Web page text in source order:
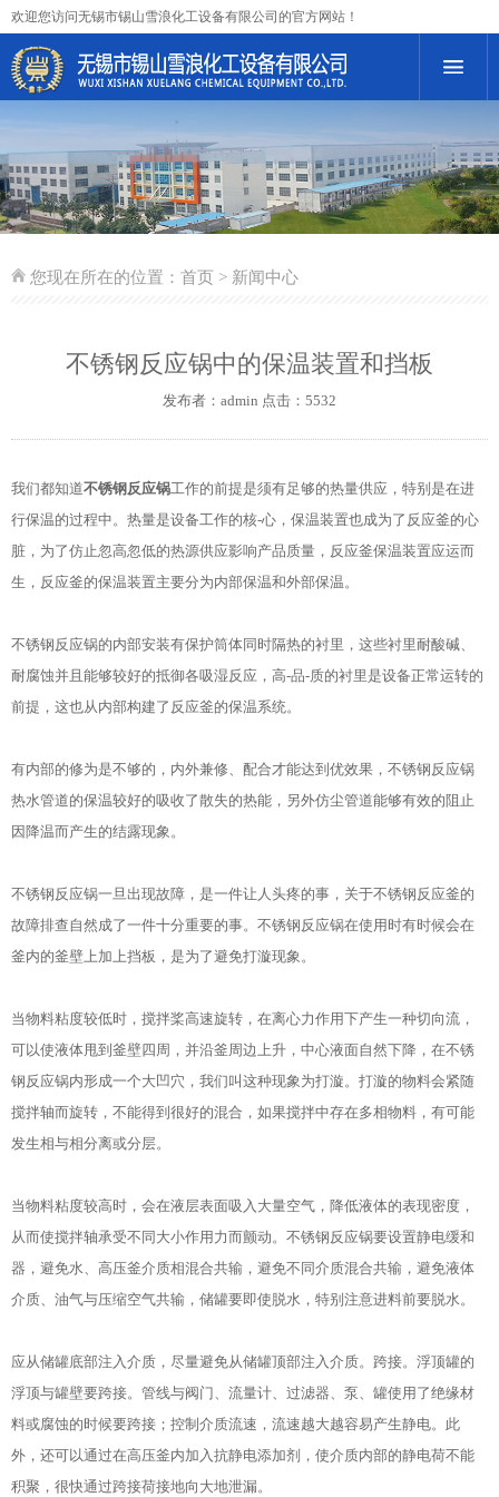
欢迎您访问无锡市锡山雪浪化工设备有限公司的官方网站！
您现在所在的位置： 首页 > 新闻中心
不锈钢反应锅中的保温装置和挡板
发布者：admin 点击：5532
我们都知道不锈钢反应锅工作的前提是须有足够的热量供应，特别是在进
行保温的过程中。热量是设备工作的核-心，保温装置也成为了反应釜的心
脏，为了仿止忽高忽低的热源供应影响产品质量，反应釜保温装置应运而
生，反应釜的保温装置主要分为内部保温和外部保温。
不锈钢反应锅的内部安装有保护筒体同时隔热的衬里，这些衬里耐酸碱、
耐腐蚀并且能够较好的抵御各吸湿反应，高-品-质的衬里是设备正常运转的
前提，这也从内部构建了反应釜的保温系统。
有内部的修为是不够的，内外兼修、配合才能达到优效果，不锈钢反应锅
热水管道的保温较好的吸收了散失的热能，另外仿尘管道能够有效的阻止
因降温而产生的结露现象。
不锈钢反应锅一旦出现故障，是一件让人头疼的事，关于不锈钢反应釜的
故障排查自然成了一件十分重要的事。不锈钢反应锅在使用时有时候会在
釜内的釜壁上加上挡板，是为了避免打漩现象。
当物料粘度较低时，搅拌桨高速旋转，在离心力作用下产生一种切向流，
可以使液体甩到釜壁四周，并沿釜周边上升，中心液面自然下降，在不锈
钢反应锅内形成一个大凹穴，我们叫这种现象为打漩。打漩的物料会紧随
搅拌轴而旋转，不能得到很好的混合，如果搅拌中存在多相物料，有可能
发生相与相分离或分层。
当物料粘度较高时，会在液层表面吸入大量空气，降低液体的表现密度，
从而使搅拌轴承受不同大小作用力而颤动。不锈钢反应锅要设置静电缓和
器，避免水、高压釜介质相混合共输，避免不同介质混合共输，避免液体
介质、油气与压缩空气共输，储罐要即使脱水，特别注意进料前要脱水。
应从储罐底部注入介质，尽量避免从储罐顶部注入介质。跨接。浮顶罐的
浮顶与罐壁要跨接。管线与阀门、流量计、过滤器、泵、罐使用了绝缘材
料或腐蚀的时候要跨接；控制介质流速，流速越大越容易产生静电。此
外，还可以通过在高压釜内加入抗静电添加剂，使介质内部的静电荷不能
积聚，很快通过跨接荷接地向大地泄漏。